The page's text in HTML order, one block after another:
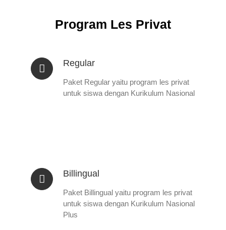
Program Les Privat
Regular
Paket Regular yaitu program les privat
untuk siswa dengan Kurikulum Nasional
Billingual
Paket Billingual yaitu program les privat
untuk siswa dengan Kurikulum Nasional
Plus